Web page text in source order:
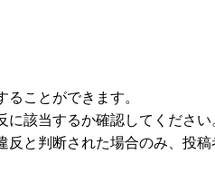
ことができます。
該当するか確認してください
と判断された場合のみ、投